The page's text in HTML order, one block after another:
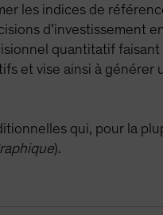
les indices de
d’investissement
quantitatif faisant
et vise ainsi à générer
qui, pour la
).